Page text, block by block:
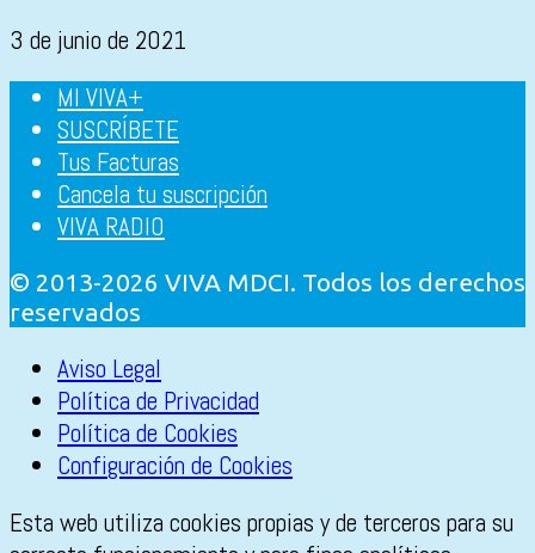
3 de junio de 2021
MI VIVA+
SUSCRÍBETE
Tus Facturas
Cancela tu suscripción
VIVA RADIO
© 2013-2026 VIVA MDCI. Todos los derechos
reservados
Aviso Legal
Política de Privacidad
Política de Cookies
Configuración de Cookies
Esta web utiliza cookies propias y de terceros para su